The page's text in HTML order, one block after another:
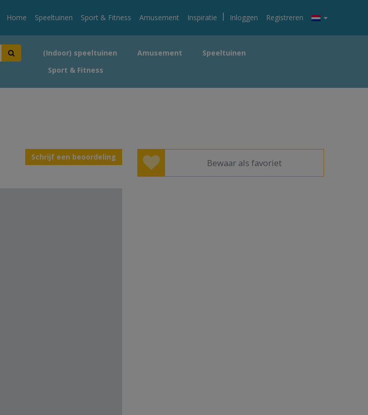
Home Speeltuinen Sport & Fitness Amusement Inspiratie | Inloggen Registreren
(Indoor) speeltuinen Amusement
Speeltuinen
Sport & Fitness
Schrijf een beoordeling
Bewaar als favoriet